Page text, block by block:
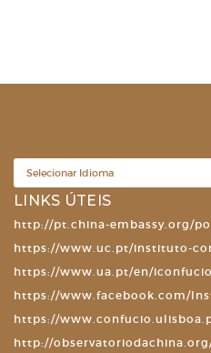
LINKS ÚTEIS
http://pt.china-embassy.org/
https://www.uc.pt/instituto-
https://www.ua.pt/en/iconfucio
https://www.facebook.com/
https://
http://